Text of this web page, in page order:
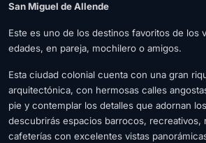
San Miguel de Allende
Este es uno de los destinos favoritos de los
edades, en pareja, mochilero o amigos.
Esta ciudad colonial cuenta con una gran
arquitectónica, con hermosas calles
pie y contemplar los detalles que adornan
descubrirás espacios barrocos, recreativos,
cafeterías con excelentes vistas